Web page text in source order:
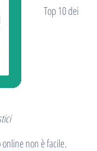
Top 10 dei
non è facile.